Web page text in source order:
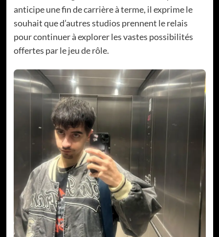
anticipe une fin de carrière à terme, il exprime le
souhait que d’autres studios prennent le relais
pour continuer à explorer les vastes possibilités
offertes par le jeu de rôle.